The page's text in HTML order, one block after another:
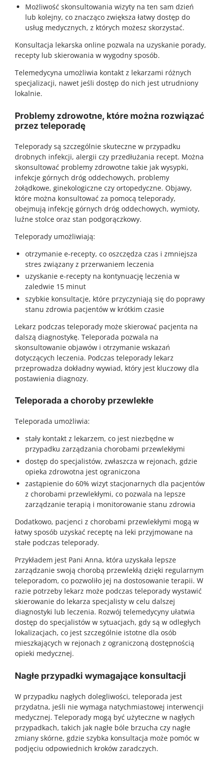
Możliwość skonsultowania wizyty na ten sam dzień
lub kolejny, co znacząco zwiększa łatwy dostęp do
usług medycznych, z których możesz skorzystać.
Konsultacja lekarska online pozwala na uzyskanie porady,
recepty lub skierowania w wygodny sposób.
Telemedycyna umożliwia kontakt z lekarzami różnych
specjalizacji, nawet jeśli dostęp do nich jest utrudniony
lokalnie.
Problemy zdrowotne, które można rozwiązać
przez teleporadę
Teleporady są szczególnie skuteczne w przypadku
drobnych infekcji, alergii czy przedłużania recept. Można
skonsultować problemy zdrowotne takie jak wysypki,
infekcje górnych dróg oddechowych, problemy
żołądkowe, ginekologiczne czy ortopedyczne. Objawy,
które można konsultować za pomocą teleporady,
obejmują infekcję górnych dróg oddechowych, wymioty,
luźne stolce oraz stan podgorączkowy.
Teleporady umożliwiają:
otrzymanie e-recepty, co oszczędza czas i zmniejsza
stres związany z przerwaniem leczenia
uzyskanie e-recepty na kontynuację leczenia w
zaledwie 15 minut
szybkie konsultacje, które przyczyniają się do poprawy
stanu zdrowia pacjentów w krótkim czasie
Lekarz podczas teleporady może skierować pacjenta na
dalszą diagnostykę. Teleporada pozwala na
skonsultowanie objawów i otrzymanie wskazań
dotyczących leczenia. Podczas teleporady lekarz
przeprowadza dokładny wywiad, który jest kluczowy dla
postawienia diagnozy.
Teleporada a choroby przewlekłe
Teleporada umożliwia:
stały kontakt z lekarzem, co jest niezbędne w
przypadku zarządzania chorobami przewlekłymi
dostęp do specjalistów, zwłaszcza w rejonach, gdzie
opieka zdrowotna jest ograniczona
zastąpienie do 60% wizyt stacjonarnych dla pacjentów
z chorobami przewlekłymi, co pozwala na lepsze
zarządzanie terapią i monitorowanie stanu zdrowia
Dodatkowo, pacjenci z chorobami przewlekłymi mogą w
łatwy sposób uzyskać receptę na leki przyjmowane na
stałe podczas teleporady.
Przykładem jest Pani Anna, która uzyskała lepsze
zarządzanie swoją chorobą przewlekłą dzięki regularnym
teleporadom, co pozwoliło jej na dostosowanie terapii. W
razie potrzeby lekarz może podczas teleporady wystawić
skierowanie do lekarza specjalisty w celu dalszej
diagnostyki lub leczenia. Rozwój telemedycyny ułatwia
dostęp do specjalistów w sytuacjach, gdy są w odległych
lokalizacjach, co jest szczególnie istotne dla osób
mieszkających w rejonach z ograniczoną dostępnością
opieki medycznej.
Nagłe przypadki wymagające konsultacji
W przypadku nagłych dolegliwości, teleporada jest
przydatna, jeśli nie wymaga natychmiastowej interwencji
medycznej. Teleporady mogą być użyteczne w nagłych
przypadkach, takich jak nagłe bóle brzucha czy nagłe
zmiany skórne, gdzie szybka konsultacja może pomóc w
podjęciu odpowiednich kroków zaradczych.